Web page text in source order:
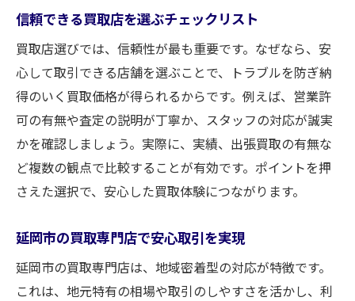
信頼できる買取店を選ぶチェックリスト
買取店選びでは、信頼性が最も重要です。なぜなら、安
心して取引できる店舗を選ぶことで、トラブルを防ぎ納
得のいく買取価格が得られるからです。例えば、営業許
可の有無や査定の説明が丁寧か、スタッフの対応が誠実
かを確認しましょう。実際に、実績、出張買取の有無な
ど複数の観点で比較することが有効です。ポイントを押
さえた選択で、安心した買取体験につながります。
延岡市の買取専門店で安心取引を実現
延岡市の買取専門店は、地域密着型の対応が特徴です。
これは、地元特有の相場や取引のしやすさを活かし、利